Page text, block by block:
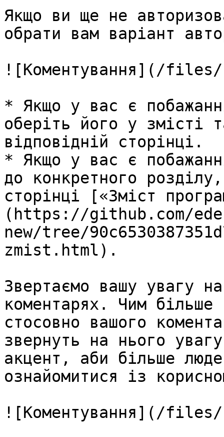
Якщо ви ще не
обрати вам варіант
![Коментування](/files/-
* Якщо у вас є
оберіть його у змісті
відповідній сторінці.
* Якщо у вас є
до конкретного
сторінці [«Зміст
(https://github.com/
new/tree/
zmist.html).
Звертаємо вашу увагу
коментарях. Чим більше
стосовно вашого
звернуть на нього
акцент, аби більше
ознайомитися із
![Коментування](/files/-